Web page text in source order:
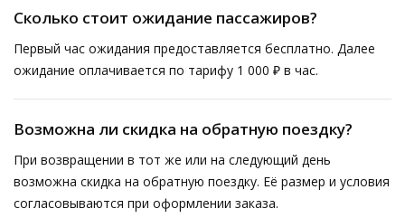
Сколько стоит ожидание пассажиров?
Первый час ожидания предоставляется бесплатно. Далее
ожидание оплачивается по тарифу 1 000 ₽ в час.
Возможна ли скидка на обратную поездку?
При возвращении в тот же или на следующий день
возможна скидка на обратную поездку. Её размер и условия
согласовываются при оформлении заказа.